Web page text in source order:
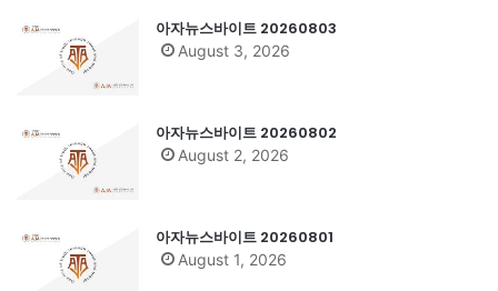
아자뉴스바이트 20260803
August 3, 2026
아자뉴스바이트 20260802
August 2, 2026
아자뉴스바이트 20260801
August 1, 2026